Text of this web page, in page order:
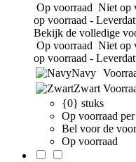
Op voorraad Niet op
op voorraad -
Bekijk de volledige
Op voorraad Niet op
op voorraad -
Navy
Zwart
{0} stuks
Op voorraad
Bel voor de
Op voorraad